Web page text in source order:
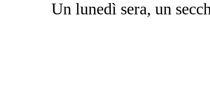
Un lunedì sera, un